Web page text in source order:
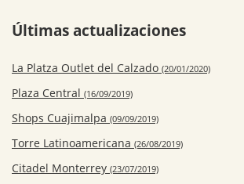
Últimas actualizaciones
La Platza Outlet del Calzado (20/01/2020)
Plaza Central (16/09/2019)
Shops Cuajimalpa (09/09/2019)
Torre Latinoamericana (26/08/2019)
Citadel Monterrey (23/07/2019)